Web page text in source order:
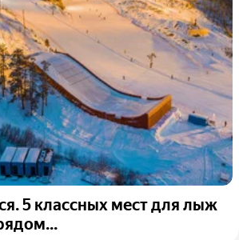
5 классных мест для лыж